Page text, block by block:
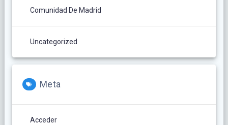
Comunidad De Madrid
Uncategorized
Meta
Acceder